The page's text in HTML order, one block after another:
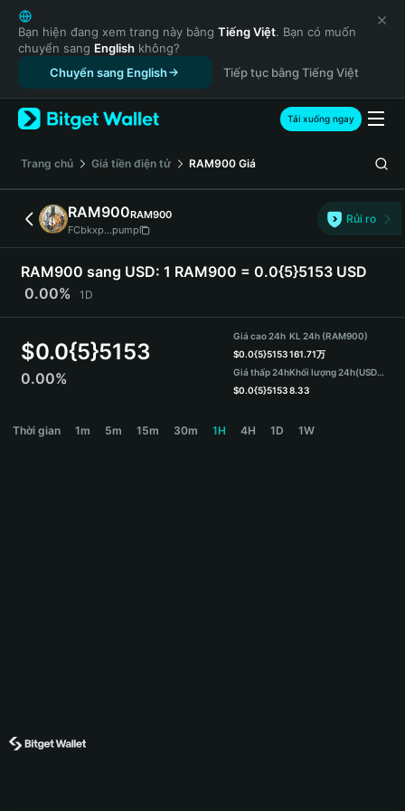
English
日本語
Tiếng Việt
Русский
Español (Latinoamérica)
Türkçe
Français
Deutsch
简体中文
繁體中文
Português (Portugal)
Bahasa Indonesia
ภาษาไทย
हिन्दी
Español
Português (Brasil)
Bạn hiện đang xem trang này bằng Tiếng Việt. Bạn có muốn
chuyển sang English không?
Chuyển sang English
Tiếp tục bằng Tiếng Việt
Tải xuống ngay
‌Trang chủ Giá tiền điện tử RAM900 Giá
RAM900RAM900
FCbkxp...pump
Rủi ro
RAM900 sang USD: 1 RAM900 = 0.0{5}5153 USD
0.00%
1D
$0.0{5}5153
0.00%
Giá cao 24h
$0.0{5}5153
Giá thấp 24h
$0.0{5}5153
KL 24h (RAM900)
161.71万
Khối lượng 24h(USDT)
8.33
Thời gian 1m 5m 15m 30m 1H 4H 1D 1W